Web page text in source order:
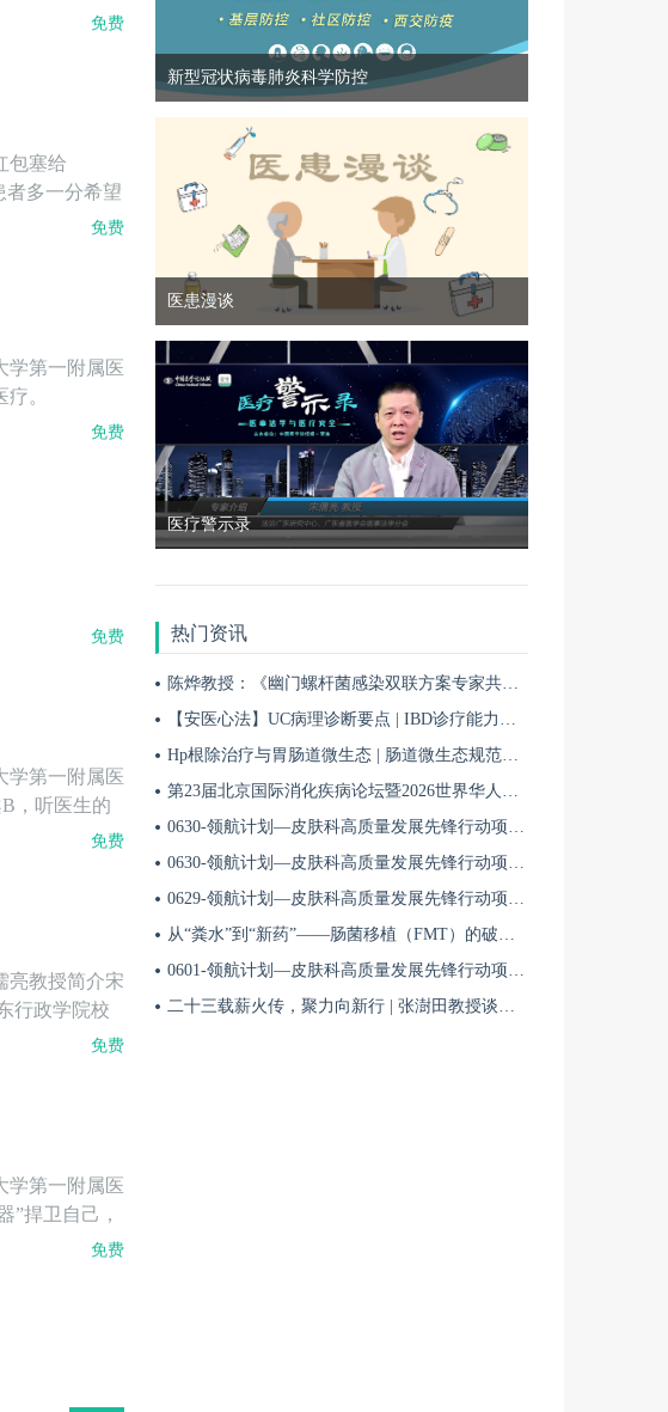
20余个临床医
商业贿赂？
由《中国医
办的一档大
的热点问题，
理不辨不
免费
包塞给
多一分希望
办？我说的
分会、法治
话的形式，针
理不辨不
”将为广大医
、健康权、
幸福，执政
事法学院的成
，专门频
其与之前运作
体与集中展
融医学与法学
得见的方
、医疗卫生
处理、处置
平正义。医
治是行业法
法治，一起
医事治理体系
现中国在社
以医事法治建
免费
学第一附属医
。
免费
免费
学第一附属医
，听医生的
simple!
免费
亮教授简介宋
行政学院校
导师。 广东
免费
学第一附属医
”捍卫自己，
免费
新型冠状病毒肺炎科学防控
医患漫谈
医疗警示录
热门资讯